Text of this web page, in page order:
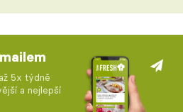
5x týdně
a nejlepší